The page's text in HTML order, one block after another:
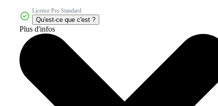
Licence Pro Standard
Qu'est-ce que c'est ?
Plus d'infos